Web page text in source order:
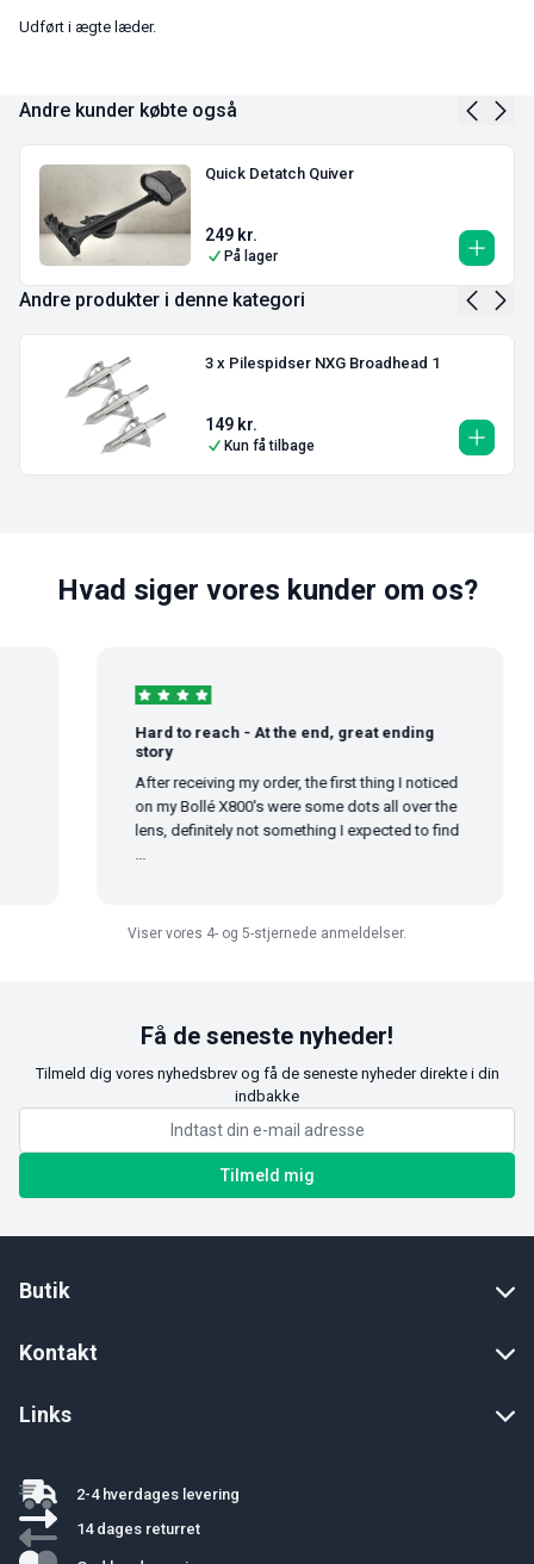
Udført i ægte læder.
Andre kunder købte også
Quick Detatch Quiver
249 kr.
På lager
Andre produkter i denne kategori
3 x Pilespidser NXG Broadhead 1
149 kr.
Kun få tilbage
Hvad siger vores kunder om os?
Hard to reach - At the end, great ending
story
After receiving my order, the first thing I noticed
on my Bollé X800's were some dots all over the
lens, definitely not something I expected to find
Viser vores 4- og 5-stjernede anmeldelser.
Få de seneste nyheder!
Tilmeld dig vores nyhedsbrev og få de seneste nyheder direkte i din
indbakke
Tilmeld mig
Butik
Kontakt
Links
2-4 hverdages levering
14 dages returret